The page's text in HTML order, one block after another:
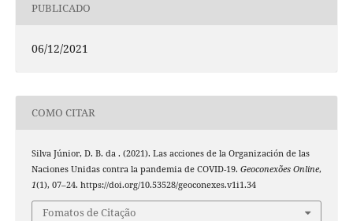
PUBLICADO
06/12/2021
COMO CITAR
Silva Júnior, D. B. da . (2021). Las acciones de la Organización de las
Naciones Unidas contra la pandemia de COVID-19. Geoconexões Online,
1(1), 07–24. https://doi.org/10.53528/geoconexes.v1i1.34
Fomatos de Citação